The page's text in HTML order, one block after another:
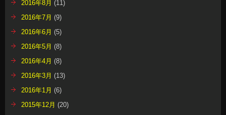
2016年8月 (11)
2016年7月 (9)
2016年6月 (5)
2016年5月 (8)
2016年4月 (8)
2016年3月 (13)
2016年1月 (6)
2015年12月 (20)